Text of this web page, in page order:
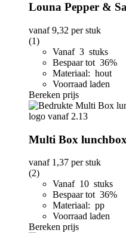
Louna Pepper &
vanaf9,32 per stuk
(1)
Vanaf 3 stuks
Bespaar tot 36%
Materiaal: hout
Voorraad laden
Bereken prijs
Multi Box lunchbox
vanaf 1,37 per stuk
(2)
Vanaf 10 stuks
Bespaar tot 36%
Materiaal: pp
Voorraad laden
Bereken prijs